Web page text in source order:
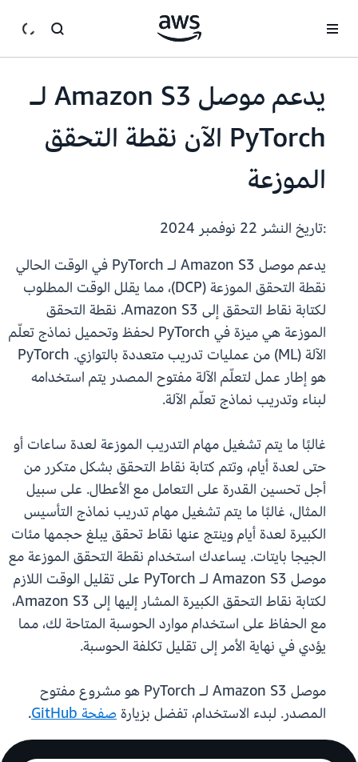
يدعم موصل Amazon S3 لـ
PyTorch الآن نقطة التحقق
الموزعة
:تاريخ النشر
يدعم موصل Amazon S3 لـ PyTorch في الوقت الحالي
نقطة التحقق الموزعة (DCP)، مما يقلل الوقت المطلوب
لكتابة نقاط التحقق إلى Amazon S3. نقطة التحقق
الموزعة هي ميزة في PyTorch لحفظ وتحميل نماذج تعلّم
الآلة (ML) من عمليات تدريب متعددة بالتوازي. PyTorch
هو إطار عمل لتعلّم الآلة مفتوح المصدر يتم استخدامه
لبناء وتدريب نماذج تعلّم الآلة.
غالبًا ما يتم تشغيل مهام التدريب الموزعة لعدة ساعات أو
حتى لعدة أيام، وتتم كتابة نقاط التحقق بشكل متكرر من
أجل تحسين القدرة على التعامل مع الأعطال. على سبيل
المثال، غالبًا ما يتم تشغيل مهام تدريب نماذج التأسيس
الكبيرة لعدة أيام وينتج عنها نقاط تحقق يبلغ حجمها مئات
الجيجا بايتات. يساعدك استخدام نقطة التحقق الموزعة مع
موصل Amazon S3 لـ PyTorch على تقليل الوقت اللازم
لكتابة نقاط التحقق الكبيرة المشار إليها إلى Amazon S3،
مع الحفاظ على استخدام موارد الحوسبة المتاحة لك، مما
يؤدي في نهاية الأمر إلى تقليل تكلفة الحوسبة.
موصل Amazon S3 لـ PyTorch هو مشروع مفتوح
المصدر. لبدء الاستخدام، تفضل بزيارةصفحة GitHub .